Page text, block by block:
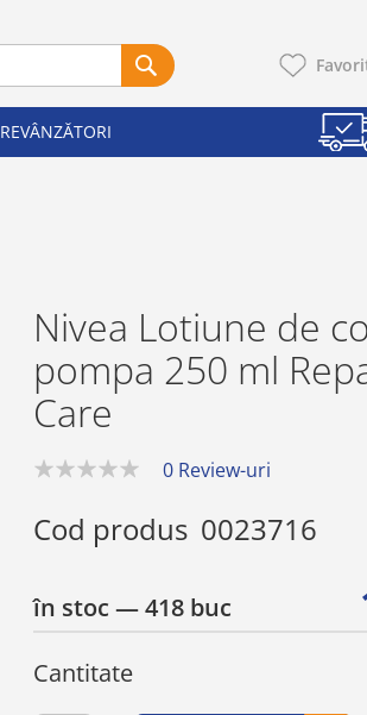
REVÂNZĂTORI
Nivea Lotiune de
pompa 250 ml
Care
0 Review-uri
în stoc — 418 buc
Cod produs 0023716
Cantitate